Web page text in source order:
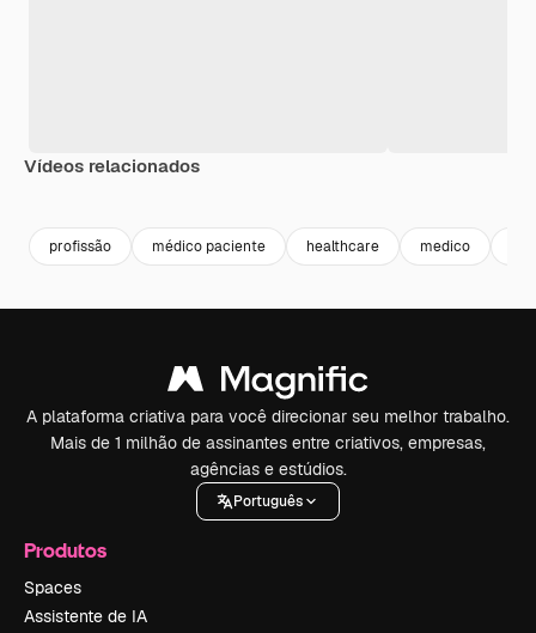
Vídeos relacionados
profissão médico paciente healthcare medico
A plataforma criativa para você direcionar seu melhor trabalho.
Mais de 1 milhão de assinantes entre criativos, empresas,
agências e estúdios.
Português
Produtos
Spaces
Assistente de IA